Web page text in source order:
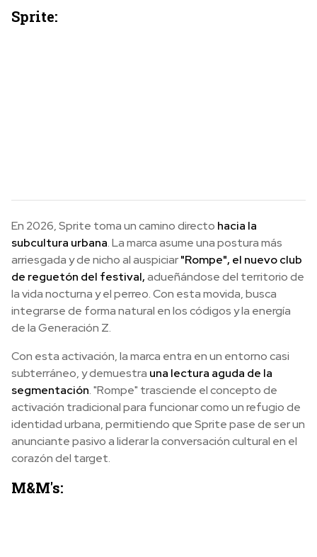
Sprite:
En 2026, Sprite toma un camino directo hacia la
subcultura urbana. La marca asume una postura más
arriesgada y de nicho al auspiciar"Rompe", el nuevo club
de reguetón del festival,adueñándose del territorio de
la vida nocturna y el perreo. Con esta movida, busca
integrarse de forma natural en los códigos y la energía
de la Generación Z.
Con esta activación, la marca entra en un entorno casi
subterráneo, y demuestra una lectura aguda de la
segmentación. "Rompe" trasciende el concepto de
activación tradicional para funcionar como un refugio de
identidad urbana, permitiendo que Sprite pase de ser un
anunciante pasivo a liderar la conversación cultural en el
corazón del target.
M&M's: